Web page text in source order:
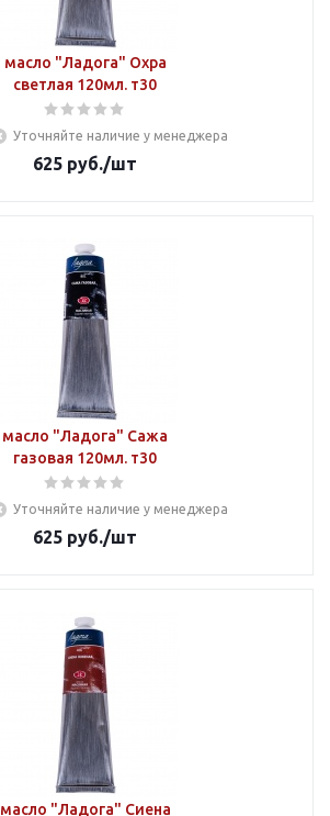
масло "Ладога" Охра
светлая 120мл. т30
Уточняйте наличие у менеджера
625 руб./шт
масло "Ладога" Сажа
газовая 120мл. т30
Уточняйте наличие у менеджера
625 руб./шт
масло "Ладога" Сиена